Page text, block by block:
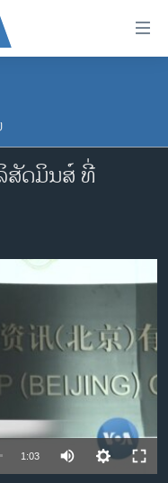
ສັດມິນສ໌ ທີ່
available
1:03